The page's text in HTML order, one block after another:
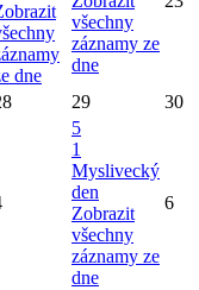
dne
všechny
záznamy ze
dne
29 30
5
1
Myslivecký
den
Zobrazit
všechny
záznamy ze
dne
6